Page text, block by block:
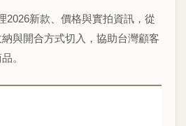
2026新款、價格與實拍資訊，從
與開合方式切入，協助台灣顧客
。